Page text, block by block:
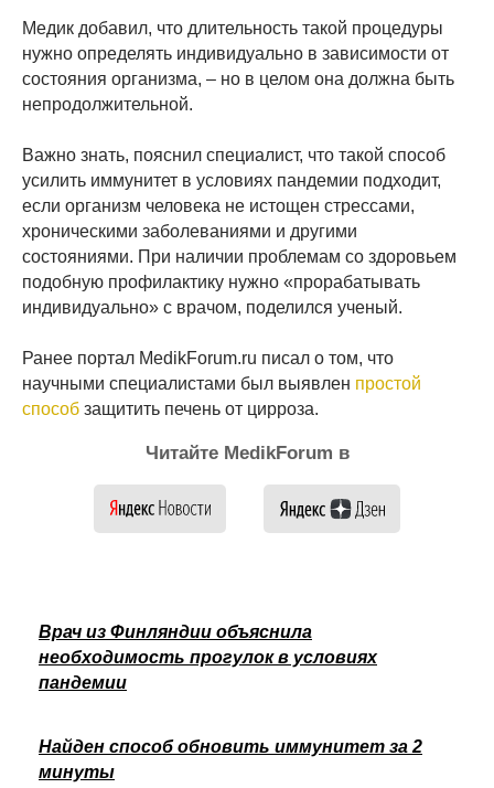
Медик добавил, что длительность такой процедуры
нужно определять индивидуально в зависимости от
состояния организма, – но в целом она должна быть
непродолжительной.
Важно знать, пояснил специалист, что такой способ
усилить иммунитет в условиях пандемии подходит,
если организм человека не истощен стрессами,
хроническими заболеваниями и другими
состояниями. При наличии проблемам со здоровьем
подобную профилактику нужно «прорабатывать
индивидуально» с врачом, поделился ученый.
Ранее портал MedikForum.ru писал о том, что
научными специалистами был выявлен простой
способ защитить печень от цирроза.
Читайте MedikForum в
Врач из Финляндии объяснила
необходимость прогулок в условиях
пандемии
Найден способ обновить иммунитет за 2
минуты